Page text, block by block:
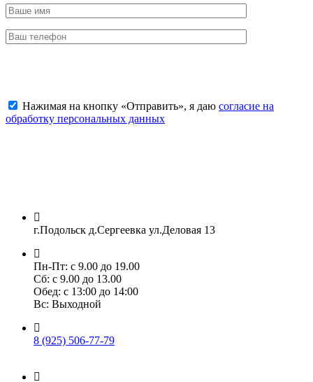
Нажимая на кнопку «Отправить», я даю согласие на
обработку персональных данных
г.Подольск д.Сергеевка ул.Деловая 13
Пн-Пт: с 9.00 до 19.00
Сб: с 9.00 до 13.00
Обед: с 13:00 до 14:00
Вс: Выходной
8 (925) 506-77-79